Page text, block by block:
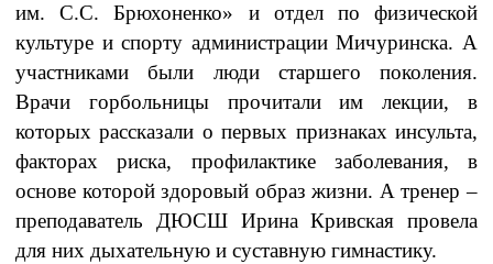
им. С.С. Брюхоненко» и отдел по физической
культуре и спорту администрации Мичуринска. А
участниками были люди старшего поколения.
Врачи горбольницы прочитали им лекции, в
которых рассказали о первых признаках инсульта,
факторах риска, профилактике заболевания, в
основе которой здоровый образ жизни. А тренер –
преподаватель ДЮСШ Ирина Кривская провела
для них дыхательную и суставную гимнастику.